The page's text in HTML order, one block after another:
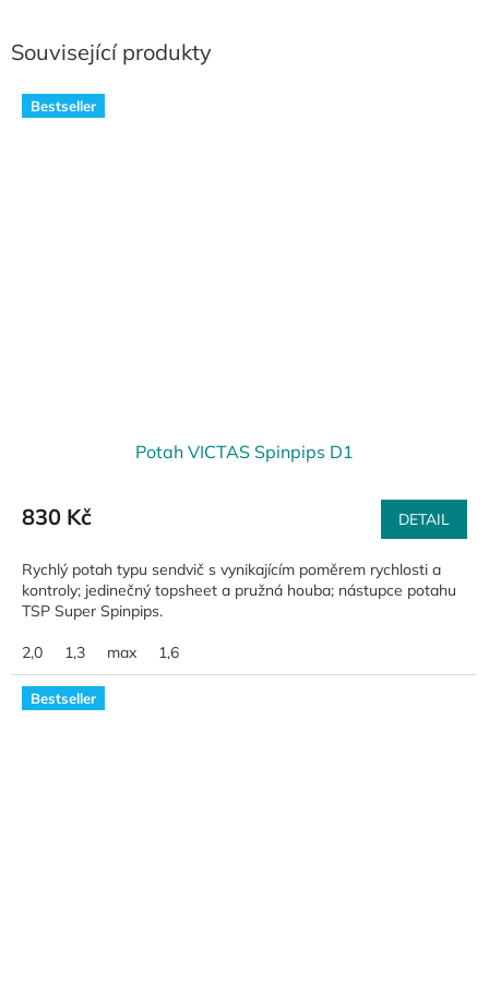
Související produkty
Bestseller
Potah VICTAS Spinpips D1
830 Kč DETAIL
Rychlý potah typu sendvič s vynikajícím poměrem rychlosti a
kontroly; jedinečný topsheet a pružná houba; nástupce potahu
TSP Super Spinpips.
2,0 1,3 max 1,6
Bestseller